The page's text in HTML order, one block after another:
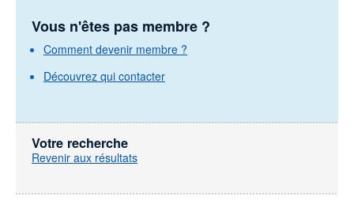
Vous n'êtes pas membre ?
Comment devenir membre ?
Découvrez qui contacter
Votre recherche
Revenir aux résultats